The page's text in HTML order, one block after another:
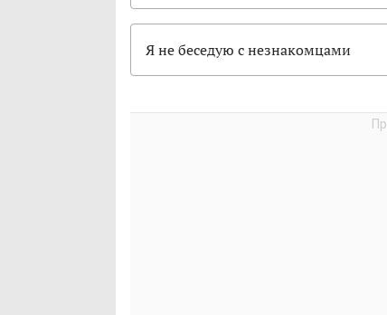
Я не беседую с незнакомцами